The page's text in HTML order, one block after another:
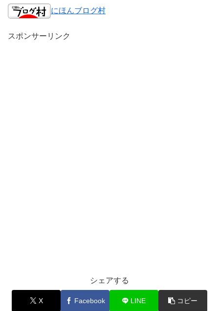
にほんブログ村
スポンサーリンク
シェアする
X Facebook LINE コピー